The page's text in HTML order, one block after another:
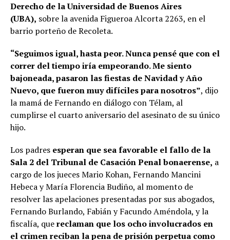
Derecho de la Universidad de Buenos Aires
(UBA), sobre la avenida Figueroa Alcorta 2263, en el
barrio porteño de Recoleta.
“Seguimos igual, hasta peor. Nunca pensé que con el
correr del tiempo iría empeorando. Me siento
bajoneada, pasaron las fiestas de Navidad y Año
Nuevo, que fueron muy difíciles para nosotros”, dijo
la mamá de Fernando en diálogo con Télam, al
cumplirse el cuarto aniversario del asesinato de su único
hijo.
Los padres esperan que sea favorable el fallo de la
Sala 2 del Tribunal de Casación Penal bonaerense, a
cargo de los jueces Mario Kohan, Fernando Mancini
Hebeca y María Florencia Budiño, al momento de
resolver las apelaciones presentadas por sus abogados,
Fernando Burlando, Fabián y Facundo Améndola, y la
fiscalía, quereclaman que los ocho involucrados en
el crimen reciban la pena de prisión perpetua como